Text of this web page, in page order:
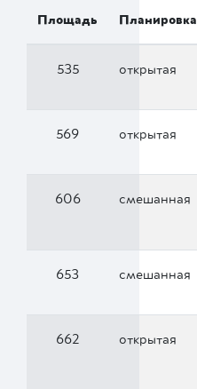
Площадь Планировка
535 открытая
569 открытая
606 смешанная
653 смешанная
662 открытая